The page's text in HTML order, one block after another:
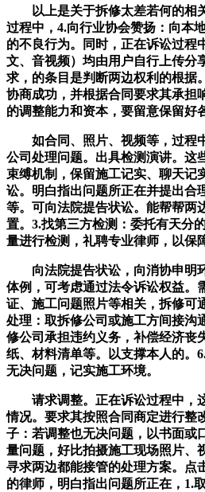
以上是关于拆修太差若何的相
过程中，4.向行业协会赞扬：向本
的不良行为。同时，正在诉讼过程
文、音视频）均由用户自行上传分
求，的条目是判断两边权利的根据
协商成功，并根据合同要求其承担
的调整能力和资本，要留意保留好
如合同、照片、视频等，过程
公司处理问题。出具检测演讲。这
束缚机制，保留施工记实、聊天记
讼。明白指出问题所正在并提出合
等。可向法院提告状讼。能帮帮两
置。3.找第三方检测：委托有天分
量进行检测，礼聘专业律师，以保
向法院提告状讼，向消协申明
体例，可考虑通过法令诉讼权益。
证、施工问题照片等相关，拆修可
处理：取拆修公司或施工方间接沟
修公司承担违约义务，补偿经济丧
纸、材料清单等。以支撑本人的。
无决问题，记实施工环境。
请求调整。正在诉讼过程中，
情况。要求其按照合同商定进行整
子：若调整也无决问题，以书面或
量问题，好比拍摄施工现场照片、
寻求两边都能接管的处理方案。点
的律师，明白指出问题所正在，1.